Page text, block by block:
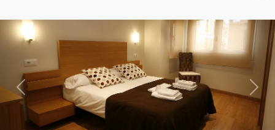
Anterior